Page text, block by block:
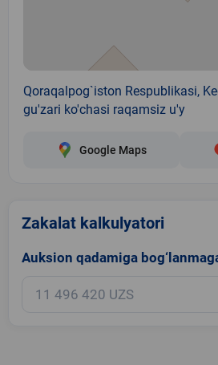
Qoraqalpog`iston Respublikasi,
gu'zari ko'chasi raqamsiz u'y
Google Maps
Zakalat kalkulyatori
Auksion qadamiga